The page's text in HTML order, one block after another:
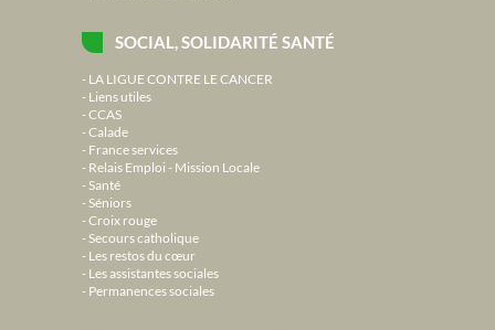
SOCIAL, SOLIDARITÉ SANTÉ
LA LIGUE CONTRE LE CANCER
Liens utiles
CCAS
Calade
France services
Relais Emploi - Mission Locale
Santé
Séniors
Croix rouge
Secours catholique
Les restos du cœur
Les assistantes sociales
Permanences sociales